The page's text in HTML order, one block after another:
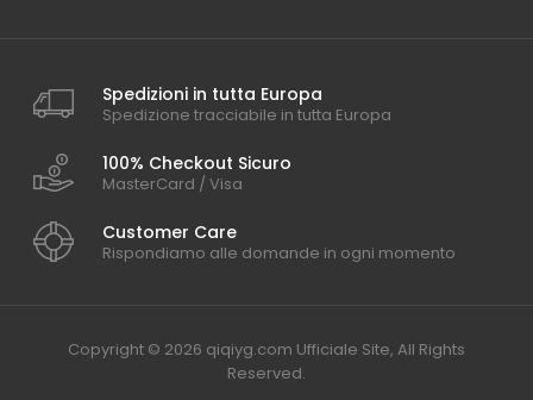
Spedizioni in tutta Europa
Spedizione tracciabile in tutta Europa
100% Checkout Sicuro
MasterCard / Visa
Customer Care
Rispondiamo alle domande in ogni momento
Copyright © 2026 qiqiyg.com Ufficiale Site, All Rights
Reserved.